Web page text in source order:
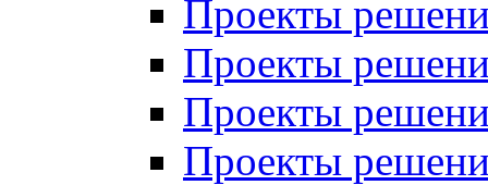
Проекты
Проекты
Проекты
Проекты